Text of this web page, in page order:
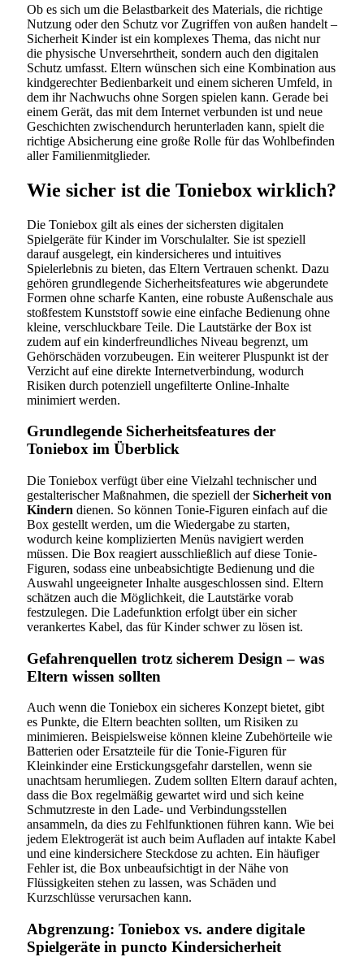
Ob es sich um die Belastbarkeit des Materials, die richtige
Nutzung oder den Schutz vor Zugriffen von außen handelt –
Sicherheit Kinder ist ein komplexes Thema, das nicht nur
die physische Unversehrtheit, sondern auch den digitalen
Schutz umfasst. Eltern wünschen sich eine Kombination aus
kindgerechter Bedienbarkeit und einem sicheren Umfeld, in
dem ihr Nachwuchs ohne Sorgen spielen kann. Gerade bei
einem Gerät, das mit dem Internet verbunden ist und neue
Geschichten zwischendurch herunterladen kann, spielt die
richtige Absicherung eine große Rolle für das Wohlbefinden
aller Familienmitglieder.
Wie sicher ist die Toniebox wirklich?
Die Toniebox gilt als eines der sichersten digitalen
Spielgeräte für Kinder im Vorschulalter. Sie ist speziell
darauf ausgelegt, ein kindersicheres und intuitives
Spielerlebnis zu bieten, das Eltern Vertrauen schenkt. Dazu
gehören grundlegende Sicherheitsfeatures wie abgerundete
Formen ohne scharfe Kanten, eine robuste Außenschale aus
stoßfestem Kunststoff sowie eine einfache Bedienung ohne
kleine, verschluckbare Teile. Die Lautstärke der Box ist
zudem auf ein kinderfreundliches Niveau begrenzt, um
Gehörschäden vorzubeugen. Ein weiterer Pluspunkt ist der
Verzicht auf eine direkte Internetverbindung, wodurch
Risiken durch potenziell ungefilterte Online-Inhalte
minimiert werden.
Grundlegende Sicherheitsfeatures der
Toniebox im Überblick
Die Toniebox verfügt über eine Vielzahl technischer und
gestalterischer Maßnahmen, die speziell derSicherheit von
Kindern dienen. So können Tonie-Figuren einfach auf die
Box gestellt werden, um die Wiedergabe zu starten,
wodurch keine komplizierten Menüs navigiert werden
müssen. Die Box reagiert ausschließlich auf diese Tonie-
Figuren, sodass eine unbeabsichtigte Bedienung und die
Auswahl ungeeigneter Inhalte ausgeschlossen sind. Eltern
schätzen auch die Möglichkeit, die Lautstärke vorab
festzulegen. Die Ladefunktion erfolgt über ein sicher
verankertes Kabel, das für Kinder schwer zu lösen ist.
Gefahrenquellen trotz sicherem Design – was
Eltern wissen sollten
Auch wenn die Toniebox ein sicheres Konzept bietet, gibt
es Punkte, die Eltern beachten sollten, um Risiken zu
minimieren. Beispielsweise können kleine Zubehörteile wie
Batterien oder Ersatzteile für die Tonie-Figuren für
Kleinkinder eine Erstickungsgefahr darstellen, wenn sie
unachtsam herumliegen. Zudem sollten Eltern darauf achten,
dass die Box regelmäßig gewartet wird und sich keine
Schmutzreste in den Lade- und Verbindungsstellen
ansammeln, da dies zu Fehlfunktionen führen kann. Wie bei
jedem Elektrogerät ist auch beim Aufladen auf intakte Kabel
und eine kindersichere Steckdose zu achten. Ein häufiger
Fehler ist, die Box unbeaufsichtigt in der Nähe von
Flüssigkeiten stehen zu lassen, was Schäden und
Kurzschlüsse verursachen kann.
Abgrenzung: Toniebox vs. andere digitale
Spielgeräte in puncto Kindersicherheit